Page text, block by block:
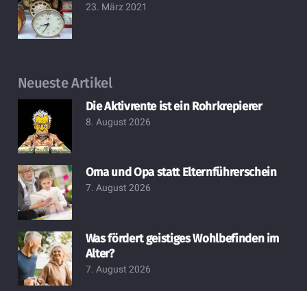
23. März 2021
Neueste Artikel
Die Aktivrente ist ein Rohrkrepierer
8. August 2026
Oma und Opa statt Elternführerschein
7. August 2026
Was fördert geistiges Wohlbefinden im
Alter?
7. August 2026